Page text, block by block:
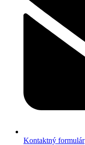
Kontaktný formulár